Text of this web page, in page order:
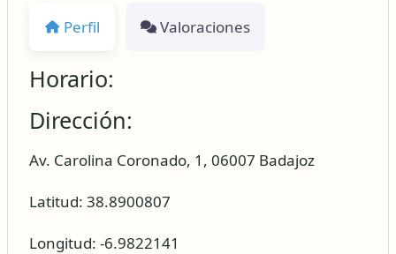
Perfil Valoraciones
Horario:
Dirección:
Av. Carolina Coronado, 1, 06007 Badajoz
Latitud: 38.8900807
Longitud: -6.9822141